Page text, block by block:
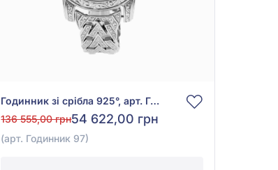
Годинник зі срібла 925°, арт. Годинник 97
136 555,00 грн54 622,00 грн
(арт. Годинник 97)